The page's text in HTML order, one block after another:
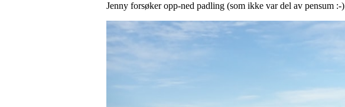
Jenny forsøker opp-ned padling (som ikke var del av pensum :-)